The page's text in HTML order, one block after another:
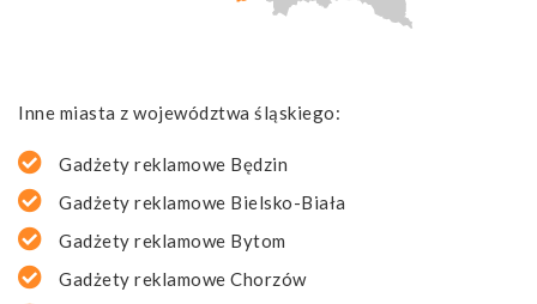
Inne miasta z województwa śląskiego:
Gadżety reklamowe Będzin
Gadżety reklamowe Bielsko-Biała
Gadżety reklamowe Bytom
Gadżety reklamowe Chorzów